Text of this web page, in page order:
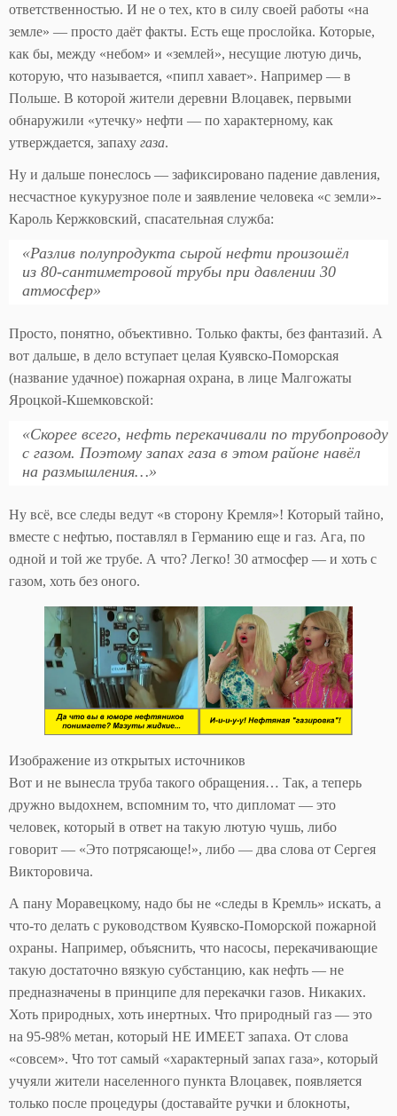
ответственностью. И не о тех, кто в силу своей работы «на
земле» — просто даёт факты. Есть еще прослойка. Которые,
как бы, между «небом» и «землей», несущие лютую дичь,
которую, что называется, «пипл хавает». Например — в
Польше. В которой жители деревни Влоцавек, первыми
обнаружили «утечку» нефти — по характерному, как
утверждается, запаху газа.
Ну и дальше понеслось — зафиксировано падение давления,
несчастное кукурузное поле и заявление человека «с земли»-
Кароль Кержковский, спасательная служба:
«Разлив полупродукта сырой нефти произошёл
из 80-сантиметровой трубы при давлении 30
атмосфер»
Просто, понятно, объективно. Только факты, без фантазий. А
вот дальше, в дело вступает целая Куявско-Поморская
(название удачное) пожарная охрана, в лице Малгожаты
Яроцкой-Кшемковской:
«Скорее всего, нефть перекачивали по трубопроводу
с газом. Поэтому запах газа в этом районе навёл
на размышления…»
Ну всё, все следы ведут «в сторону Кремля»! Который тайно,
вместе с нефтью, поставлял в Германию еще и газ. Ага, по
одной и той же трубе. А что? Легко! 30 атмосфер — и хоть с
газом, хоть без оного.
Изображение из открытых источников
Вот и не вынесла труба такого обращения… Так, а теперь
дружно выдохнем, вспомним то, что дипломат — это
человек, который в ответ на такую лютую чушь, либо
говорит — «Это потрясающе!», либо — два слова от Сергея
Викторовича.
А пану Моравецкому, надо бы не «следы в Кремль» искать, а
что-то делать с руководством Куявско-Поморской пожарной
охраны. Например, объяснить, что насосы, перекачивающие
такую достаточно вязкую субстанцию, как нефть — не
предназначены в принципе для перекачки газов. Никаких.
Хоть природных, хоть инертных. Что природный газ — это
на 95-98% метан, который НЕ ИМЕЕТ запаха. От слова
«совсем». Что тот самый «характерный запах газа», который
учуяли жители населенного пункта Влоцавек, появляется
только после процедуры (доставайте ручки и блокноты,